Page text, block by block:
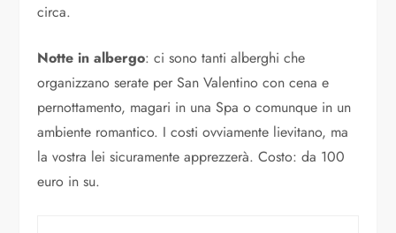
circa.
Notte in albergo: ci sono tanti alberghi che
organizzano serate per San Valentino con cena e
pernottamento, magari in una Spa o comunque in un
ambiente romantico. I costi ovviamente lievitano, ma
la vostra lei sicuramente apprezzerà. Costo: da 100
euro in su.